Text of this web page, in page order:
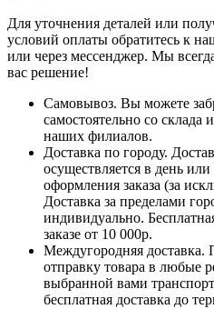
Для уточнения деталей или
условий оплаты обратитесь к
или через мессенджер. Мы
вас решение!
Самовывоз. Вы можете
самостоятельно со склада
наших филиалов.
Доставка по городу.
осуществляется в день
оформления заказа (за
Доставка за пределами
индивидуально.
заказе от 10 000р.
Междугородняя
отправку товара в любые
выбранной вами
бесплатная доставка до